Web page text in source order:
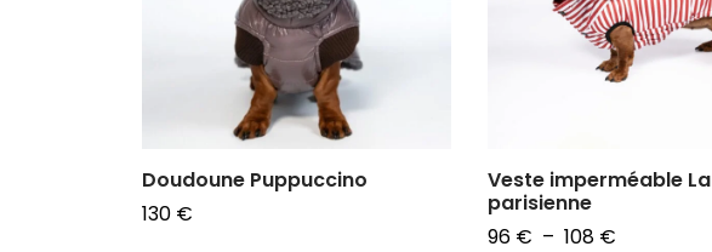
Doudoune Puppuccino
130 €
Veste imperméable La
parisienne
96 € – 108 €